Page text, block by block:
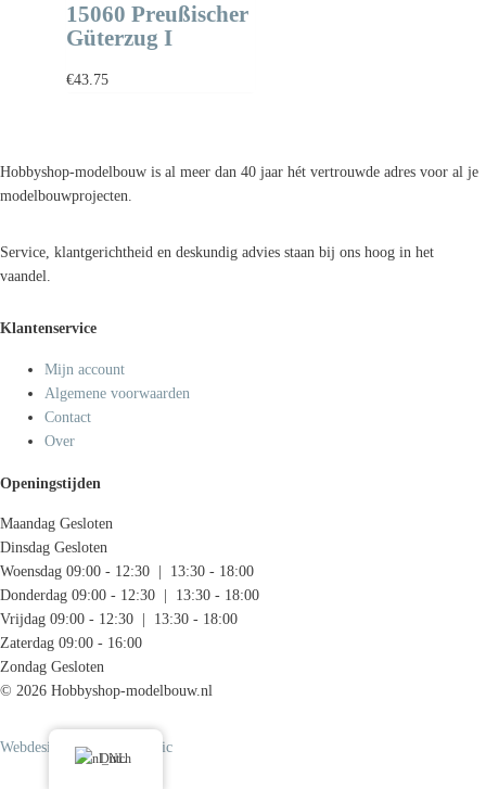
15060 Preußischer
Güterzug I
€43.75
Hobbyshop-modelbouw is al meer dan 40 jaar hét vertrouwde adres voor al je
modelbouwprojecten.
Service, klantgerichtheid en deskundig advies staan bij ons hoog in het
vaandel.
Klantenservice
Mijn account
Algemene voorwaarden
Contact
Over
Openingstijden
Maandag Gesloten
Dinsdag Gesloten
Woensdag 09:00 - 12:30 | 13:30 - 18:00
Donderdag 09:00 - 12:30 | 13:30 - 18:00
Vrijdag 09:00 - 12:30 | 13:30 - 18:00
Zaterdag 09:00 - 16:00
Zondag Gesloten
© 2026 Hobbyshop-modelbouw.nl
Webdesign door Systemedic
Dutch